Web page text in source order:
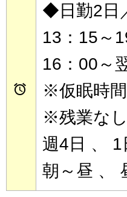

◆日勤2日
13：15～
16：00～
※仮眠時
※残業なし
週4日 、 1
朝～昼 、